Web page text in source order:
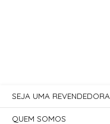
SEJA UMA REVENDEDORA
QUEM SOMOS